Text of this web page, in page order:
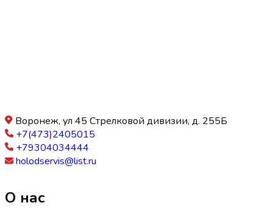
Воронеж, ул 45 Стрелковой дивизии, д. 255Б
+7(473)2405015
+79304034444
holodservis@list.ru
О нас